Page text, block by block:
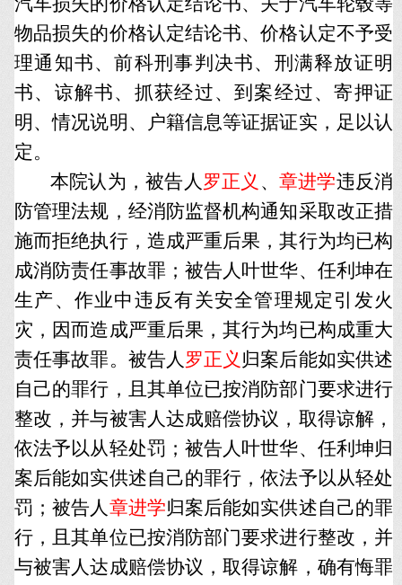
物品损失的价格认定结论书、价格认定不予受
理通知书、前科刑事判决书、刑满释放证明
书、谅解书、抓获经过、到案经过、寄押证
明、情况说明、户籍信息等证据证实，足以认
定。
本院认为，被告人罗正义 、 章进学违反消
防管理法规，经消防监督机构通知采取改正措
施而拒绝执行，造成严重后果，其行为均已构
成消防责任事故罪；被告人叶世华、任利坤在
生产、作业中违反有关安全管理规定引发火
灾，因而造成严重后果，其行为均已构成重大
责任事故罪。被告人罗正义 归案后能如实供述
自己的罪行，且其单位已按消防部门要求进行
整改，并与被害人达成赔偿协议，取得谅解，
依法予以从轻处罚；被告人叶世华、任利坤归
案后能如实供述自己的罪行，依法予以从轻处
罚；被告人章进学归案后能如实供述自己的罪
行，且其单位已按消防部门要求进行整改，并
与被害人达成赔偿协议，取得谅解，确有悔罪